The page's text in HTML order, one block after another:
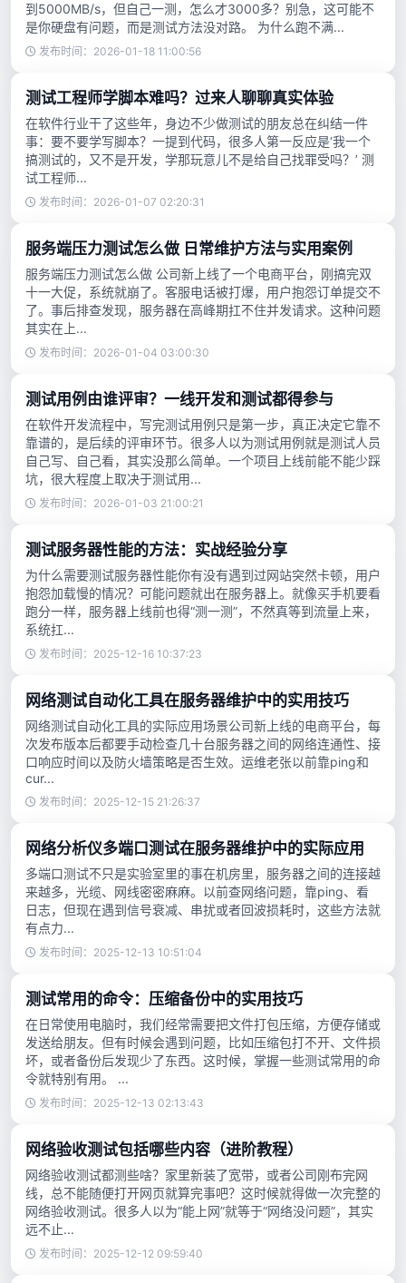
到5000MB/s，但自己一测，怎么才3000多？别急，这可能不
是你硬盘有问题，而是测试方法没对路。 为什么跑不满...
发布时间：2026-01-18 11:00:56
测试工程师学脚本难吗？过来人聊聊真实体验
在软件行业干了这些年，身边不少做测试的朋友总在纠结一件
事：要不要学写脚本？一提到代码，很多人第一反应是‘我一个
搞测试的，又不是开发，学那玩意儿不是给自己找罪受吗？’ 测
试工程师...
发布时间：2026-01-07 02:20:31
服务端压力测试怎么做 日常维护方法与实用案例
服务端压力测试怎么做 公司新上线了一个电商平台，刚搞完双
十一大促，系统就崩了。客服电话被打爆，用户抱怨订单提交不
了。事后排查发现，服务器在高峰期扛不住并发请求。这种问题
其实在上...
发布时间：2026-01-04 03:00:30
测试用例由谁评审？一线开发和测试都得参与
在软件开发流程中，写完测试用例只是第一步，真正决定它靠不
靠谱的，是后续的评审环节。很多人以为测试用例就是测试人员
自己写、自己看，其实没那么简单。一个项目上线前能不能少踩
坑，很大程度上取决于测试用...
发布时间：2026-01-03 21:00:21
测试服务器性能的方法：实战经验分享
为什么需要测试服务器性能你有没有遇到过网站突然卡顿，用户
抱怨加载慢的情况？可能问题就出在服务器上。就像买手机要看
跑分一样，服务器上线前也得“测一测”，不然真等到流量上来，
系统扛...
发布时间：2025-12-16 10:37:23
网络测试自动化工具在服务器维护中的实用技巧
网络测试自动化工具的实际应用场景公司新上线的电商平台，每
次发布版本后都要手动检查几十台服务器之间的网络连通性、接
口响应时间以及防火墙策略是否生效。运维老张以前靠ping和
cur...
发布时间：2025-12-15 21:26:37
网络分析仪多端口测试在服务器维护中的实际应用
多端口测试不只是实验室里的事在机房里，服务器之间的连接越
来越多，光缆、网线密密麻麻。以前查网络问题，靠ping、看
日志，但现在遇到信号衰减、串扰或者回波损耗时，这些方法就
有点力...
发布时间：2025-12-13 10:51:04
测试常用的命令：压缩备份中的实用技巧
在日常使用电脑时，我们经常需要把文件打包压缩，方便存储或
发送给朋友。但有时候会遇到问题，比如压缩包打不开、文件损
坏，或者备份后发现少了东西。这时候，掌握一些测试常用的命
令就特别有用。 ...
发布时间：2025-12-13 02:13:43
网络验收测试包括哪些内容（进阶教程）
网络验收测试都测些啥？家里新装了宽带，或者公司刚布完网
线，总不能随便打开网页就算完事吧？这时候就得做一次完整的
网络验收测试。很多人以为“能上网”就等于“网络没问题”，其实
远不止...
发布时间：2025-12-12 09:59:40